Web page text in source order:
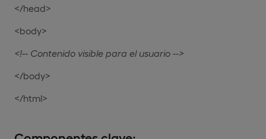
</head>
<body>
<!-- Contenido visible para el usuario -->
</body>
</html>